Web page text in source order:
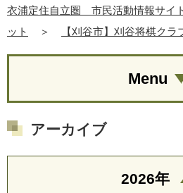
衣浦定住自立圏 市民活動情報サイ
ット
＞ 【刈谷市】刈谷将棋クラ
Menu
アーカイブ
2026年